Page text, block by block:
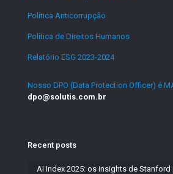
Política Anticorrupção
Política de Direitos Humanos
Relatório ESG 2023-2024.
Nosso DPO (Data Protection Officer) é
dpo@solutis.com.br
Recent posts
AI Index 2025: os insights de Stanford